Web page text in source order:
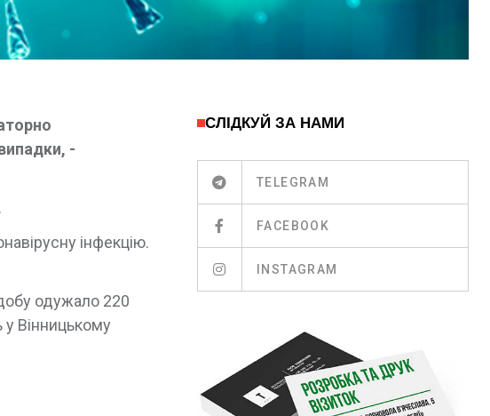
-
інфекцію.
одужало 220
Вінницькому
СЛІДКУЙ ЗА НАМИ
TELEGRAM
FACEBOOK
INSTAGRAM